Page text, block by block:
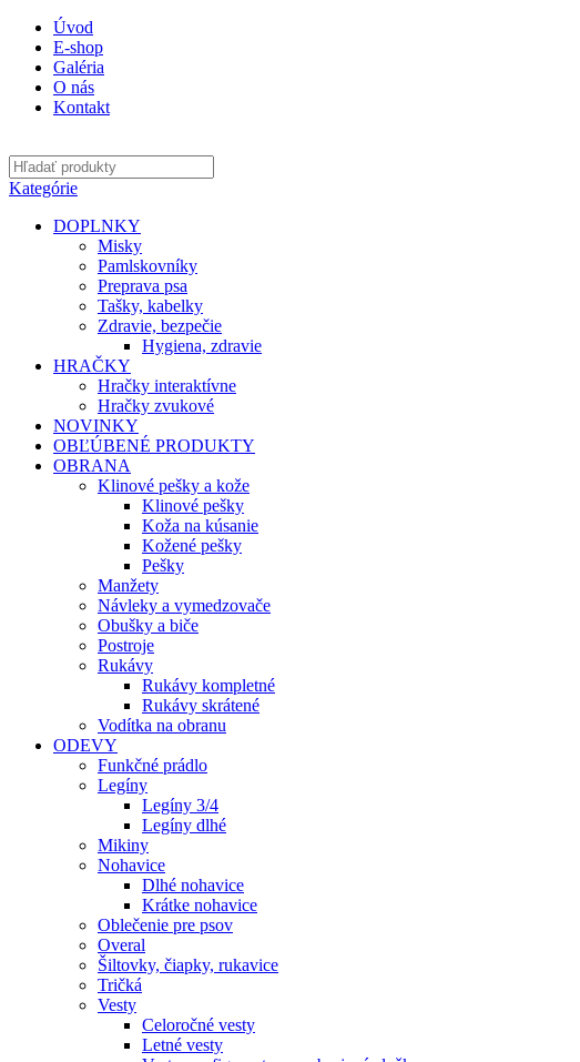
Úvod
E-shop
Galéria
O nás
Kontakt
Kategórie
DOPLNKY
Misky
Pamlskovníky
Preprava psa
Tašky, kabelky
Zdravie, bezpečie
Hygiena, zdravie
HRAČKY
Hračky interaktívne
Hračky zvukové
NOVINKY
OBĽÚBENÉ PRODUKTY
OBRANA
Klinové pešky a kože
Klinové pešky
Koža na kúsanie
Kožené pešky
Pešky
Manžety
Návleky a vymedzovače
Obušky a biče
Postroje
Rukávy
Rukávy kompletné
Rukávy skrátené
Vodítka na obranu
ODEVY
Funkčné prádlo
Legíny
Legíny 3/4
Legíny dlhé
Mikiny
Nohavice
Dlhé nohavice
Krátke nohavice
Oblečenie pre psov
Overal
Šiltovky, čiapky, rukavice
Tričká
Vesty
Celoročné vesty
Letné vesty